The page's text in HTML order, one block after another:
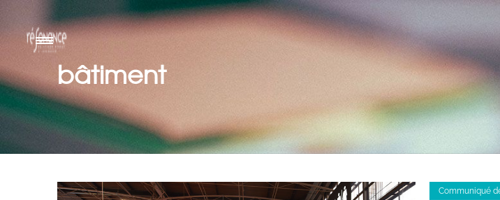
bâtiment
Communiqué